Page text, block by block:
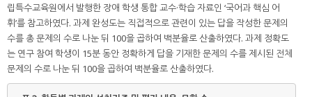
립특수교육원에서 발행한 장애 학생 통합 교수·학습 자료인 ‘국어과 핵심 어
휘’를 참고하였다. 과제 완성도는 직접적으로 관련이 있는 답을 작성한 문제의
수를 총 문제의 수로 나눈 뒤 100을 곱하여 백분율로 산출하였다. 과제 정확도
는 연구 참여 학생이 15분 동안 정확하게 답을 기재한 문제의 수를 제시된 전체
문제의 수로 나눈 뒤 100을 곱하여 백분율로 산출하였다.